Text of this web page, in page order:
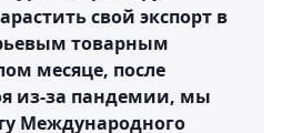
свой экспорт в
товарным
месяце, после
из-за пандемии, мы
Международного